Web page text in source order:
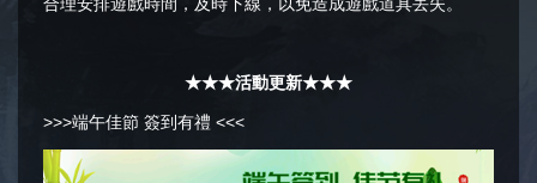
合理安排遊戲時間，及時下線，以免造成遊戲道具丢失。
★★★活動更新★★★
>>>端午佳節 簽到有禮 <<<